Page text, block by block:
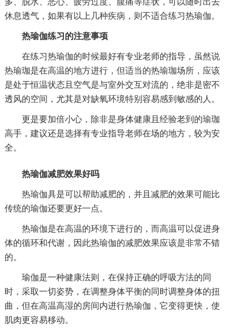
休息透气，如果有以上几种疾病，则不适合练习热瑜伽。
热瑜伽练习的注意事项
在练习热瑜伽的时候最好有专业老师的指导，虽然说
热瑜珈是在高温的地方进行，但适当的热瑜珈场所，应该
是处于恒温状态且空气是与室外交互对流的，绝非是密不
透风的空间，尤其是对缺氧环境特别容易感到敏感的人。
更是要加倍小心，除非是身体健康且经验老到的瑜珈
高手，建议还是选择有专业指导老师在场的地方，较为安
全。
热瑜伽减肥效果好吗
热瑜伽具是可以帮助减肥的，并且减肥的效果可能比
传统的瑜伽还要更好一点。
热瑜伽是在高温的环境下进行的，而高温可以促进身
体的循环和代谢，因此热瑜伽的减肥效果应该是非常不错
的。
瑜伽是一种健康法则，在保持正确的呼吸方法的同
时，采取一切姿势，在调整身体平衡的同时调整身体的扭
曲，但在高温高湿的房间内进行热瑜伽，它变得更快，使
肌肉更容易移动。